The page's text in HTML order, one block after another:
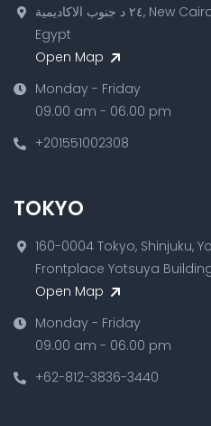
٢٤ د جنوب الاكاديمية, New Cairo 3, Cairo Governorate,
Egypt
Open Map
Monday - Friday
09.00 am - 06.00 pm
+201551002308
TOKYO
160-0004 Tokyo, Shinjuku,
Frontplace Yotsuya
Open Map
Monday - Friday
09.00 am - 06.00 pm
+62-812-3836-3440